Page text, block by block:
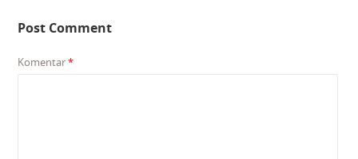
Post Comment
Komentar*